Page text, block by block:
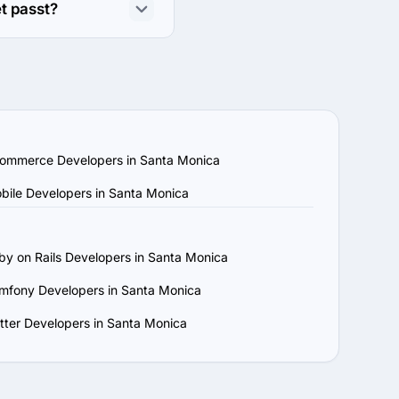
und Wachstum in
die technischen
ihre Erfahrung mit
Zertifizierungen
Sie sich
des Anbieters
reaktionsschnell
zu
passt?
Unternehmen
Developers in Santa Monica
Developers in Santa Monica
on Rails Developers in Santa Monica
Developers in Santa Monica
Developers in Santa Monica